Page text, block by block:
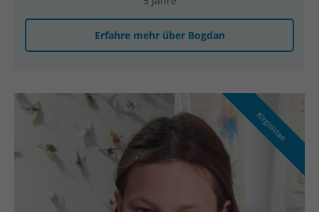
Erfahre mehr über Bogdan
Kirgisistan